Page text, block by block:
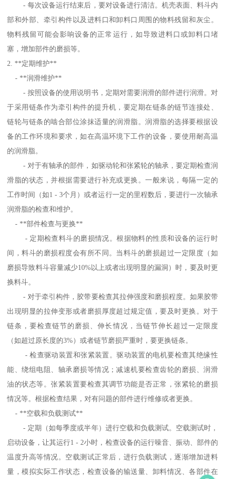
- 每次设备运行结束后，要对设备进行清洁。机壳表面、料斗内
部和外部、牵引构件以及进料口和卸料口周围的物料残留和灰尘。
物料残留可能会影响设备的正常运行，如导致进料口或卸料口堵
塞，增加部件的磨损等。
2. **定期维护**
- **润滑维护**
- 按照设备的使用说明书，定期对需要润滑的部件进行润滑。对
于采用链条作为牵引构件的提升机，要定期在链条的链节连接处、
链轮与链条的啮合部位涂抹适量的润滑脂。润滑脂的选择要根据设
备的工作环境和要求，如在高温环境下工作的设备，要使用耐高温
的润滑脂。
- 对于有轴承的部件，如驱动轮和张紧轮的轴承，要定期检查润
滑脂的状态，并根据需要进行补充或更换。一般来说，每隔一定的
工作时间（如1 - 3个月）或者运行一定的里程数后，要进行一次轴承
润滑脂的检查和维护。
- **部件检查与更换**
- 定期检查料斗的磨损情况。根据物料的性质和设备的运行时
间，料斗的磨损程度会有所不同。当料斗的磨损超过一定限度（如
磨损导致料斗容量减少10%以上或者出现明显的漏洞）时，要及时更
换料斗。
- 对于牵引构件，胶带要检查其拉伸强度和磨损程度。如果胶带
出现明显的拉伸变形或者磨损厚度超过规定值，要及时更换。对于
链条，要检查链节的磨损、伸长情况，当链节伸长超过一定限度
（如超过原长度的3%）或者链节磨损严重时，要更换链条。
- 检查驱动装置和张紧装置。驱动装置的电机要检查其绝缘性
能、绕组电阻、轴承磨损等情况；减速机要检查齿轮的磨损、润滑
油的状态等。张紧装置要检查其调节功能是否正常，张紧轮的磨损
情况等。根据检查结果，对有问题的部件进行维修或者更换。
- **空载和负载测试**
- 定期（如每季度或半年）进行空载和负载测试。空载测试时，
启动设备，让其运行1 - 2小时，检查设备的运行噪音、振动、部件的
温度升高等情况。空载测试正常后，进行负载测试，逐渐增加进料
量，模拟实际工作状态，检查设备的输送量、卸料情况、各部件在